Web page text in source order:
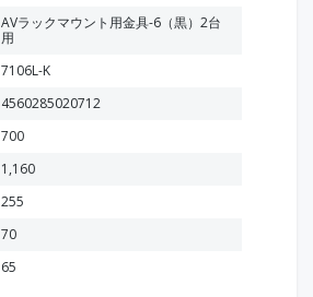
AVラックマウント用金具-6（黒）2台
用
7106L-K
4560285020712
700
1,160
255
70
65